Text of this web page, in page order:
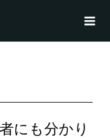
にも分かり